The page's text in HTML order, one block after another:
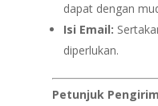
dapat dengan
Isi Email:
diperlukan.
Petunjuk